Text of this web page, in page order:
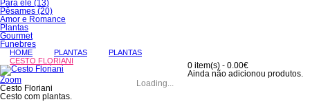
Para ele (13)
Pêsames (20)
Amor e Romance
Plantas
Gourmet
Funebres
0 item(s) - 0.00€
Ainda não adicionou produtos.
HOME PLANTAS
PLANTAS
CESTO FLORIANI
Zoom Loading...
Cesto Floriani
Cesto com plantas.